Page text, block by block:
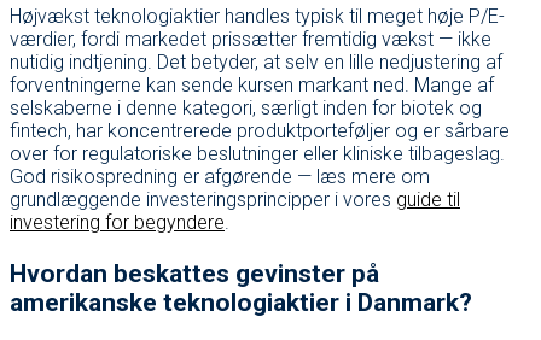
Højvækst teknologiaktier handles typisk til meget høje P/E-
værdier, fordi markedet prissætter fremtidig vækst — ikke
nutidig indtjening. Det betyder, at selv en lille nedjustering af
forventningerne kan sende kursen markant ned. Mange af
selskaberne i denne kategori, særligt inden for biotek og
fintech, har koncentrerede produktporteføljer og er sårbare
over for regulatoriske beslutninger eller kliniske tilbageslag.
God risikospredning er afgørende — læs mere om
grundlæggende investeringsprincipper i vores guide til
investering for begyndere.
Hvordan beskattes gevinster på
amerikanske teknologiaktier i Danmark?